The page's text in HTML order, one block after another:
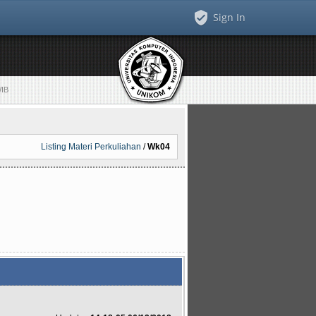
Sign In
Listing Materi Perkuliahan /Wk04